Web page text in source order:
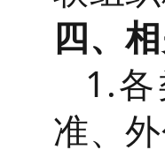
四、
1.
准、